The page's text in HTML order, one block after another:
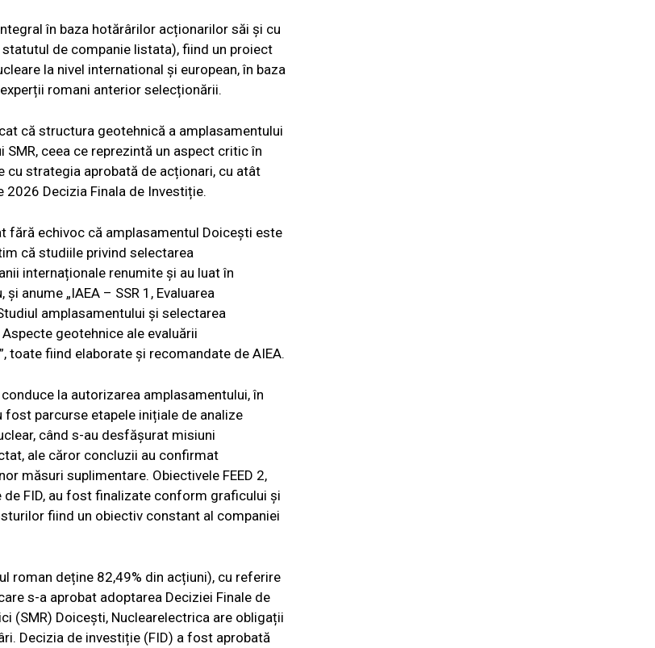
în baza hotărârilor acționarilor săi și cu
de companie listata), fiind un proiect
la nivel international și european, în baza
romani anterior selecționării.
că structura geotehnică a amplasamentului
ceea ce reprezintă un aspect critic în
strategia aprobată de acționari, cu atât
Decizia Finala de Investiție.
fără echivoc că amplasamentul Doicești este
că studiile privind selectarea
internaționale renumite și au luat în
anume „IAEA – SSR 1, Evaluarea
amplasamentului și selectarea
geotehnice ale evaluării
toate fiind elaborate și recomandate de AIEA.
la autorizarea amplasamentului, în
parcurse etapele inițiale de analize
când s-au desfășurat misiuni
ale căror concluzii au confirmat
măsuri suplimentare. Obiectivele FEED 2,
FID, au fost finalizate conform graficului și
fiind un obiectiv constant al companiei
roman deține 82,49% din acțiuni), cu referire
s-a aprobat adoptarea Deciziei Finale de
(SMR) Doicești, Nuclearelectrica are obligații
Decizia de investiție (FID) a fost aprobată